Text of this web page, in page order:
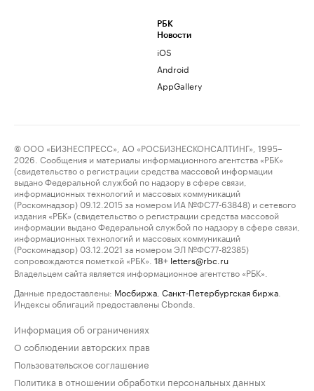
РБК
Новости
iOS
Android
AppGallery
© ООО «БИЗНЕСПРЕСС», АО «РОСБИЗНЕСКОНСАЛТИНГ», 1995–
2026. Сообщения и материалы информационного агентства «РБК»
(свидетельство о регистрации средства массовой информации
выдано Федеральной службой по надзору в сфере связи,
информационных технологий и массовых коммуникаций
(Роскомнадзор) 09.12.2015 за номером ИА №ФС77-63848) и сетевого
издания «РБК» (свидетельство о регистрации средства массовой
информации выдано Федеральной службой по надзору в сфере связи,
информационных технологий и массовых коммуникаций
(Роскомнадзор) 03.12.2021 за номером ЭЛ №ФС77-82385)
сопровождаются пометкой «РБК».
18+ letters@rbc.ru
Владельцем сайта является информационное агентство «РБК».
Данные предоставлены: Мосбиржа Санкт-Петербургская биржа
Индексы облигаций предоставлены Cbonds.
Информация об ограничениях
О соблюдении авторских прав
Пользовательское соглашение
Политика в отношении обработки персональных данных